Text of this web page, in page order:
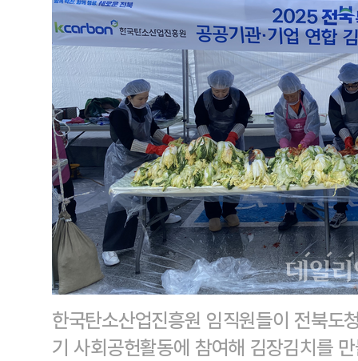
한국탄소산업진흥원 임직원들이 전북도
기 사회공헌활동에 참여해 김장김치를